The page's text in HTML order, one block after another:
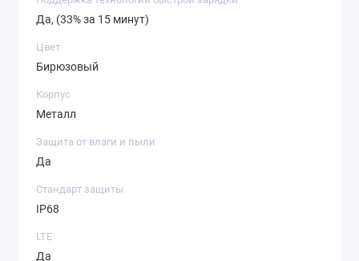
Да, (33% за 15 минут)
Цвет
Бирюзовый
Корпус
Металл
Защита от влаги и пыли
Да
Стандарт защиты
IP68
LTE
Да